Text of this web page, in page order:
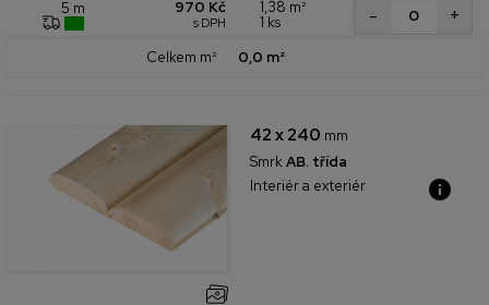
5 m
970 Kč
s DPH
1,38 m²
1 ks
+
-
Celkem m² 0,0 m²
42 x 240 mm
SmrkAB. třída
Interiér a exteriér